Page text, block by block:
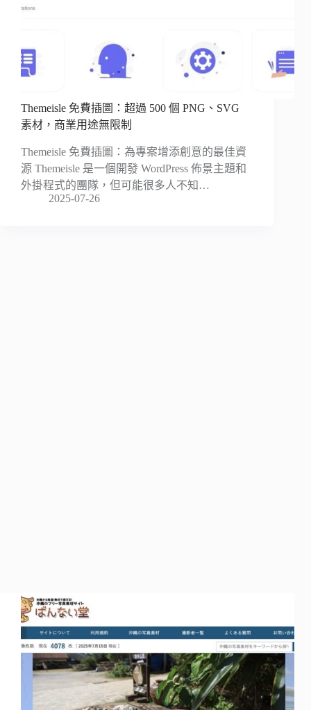
Themeisle 免費插圖：超過 500 個 PNG、SVG
素材，商業用途無限制
Themeisle 免費插圖：為專案增添創意的最佳資
源 Themeisle 是一個開發 WordPress 佈景主題和
外掛程式的團隊，但可能很多人不知…
2025-07-26